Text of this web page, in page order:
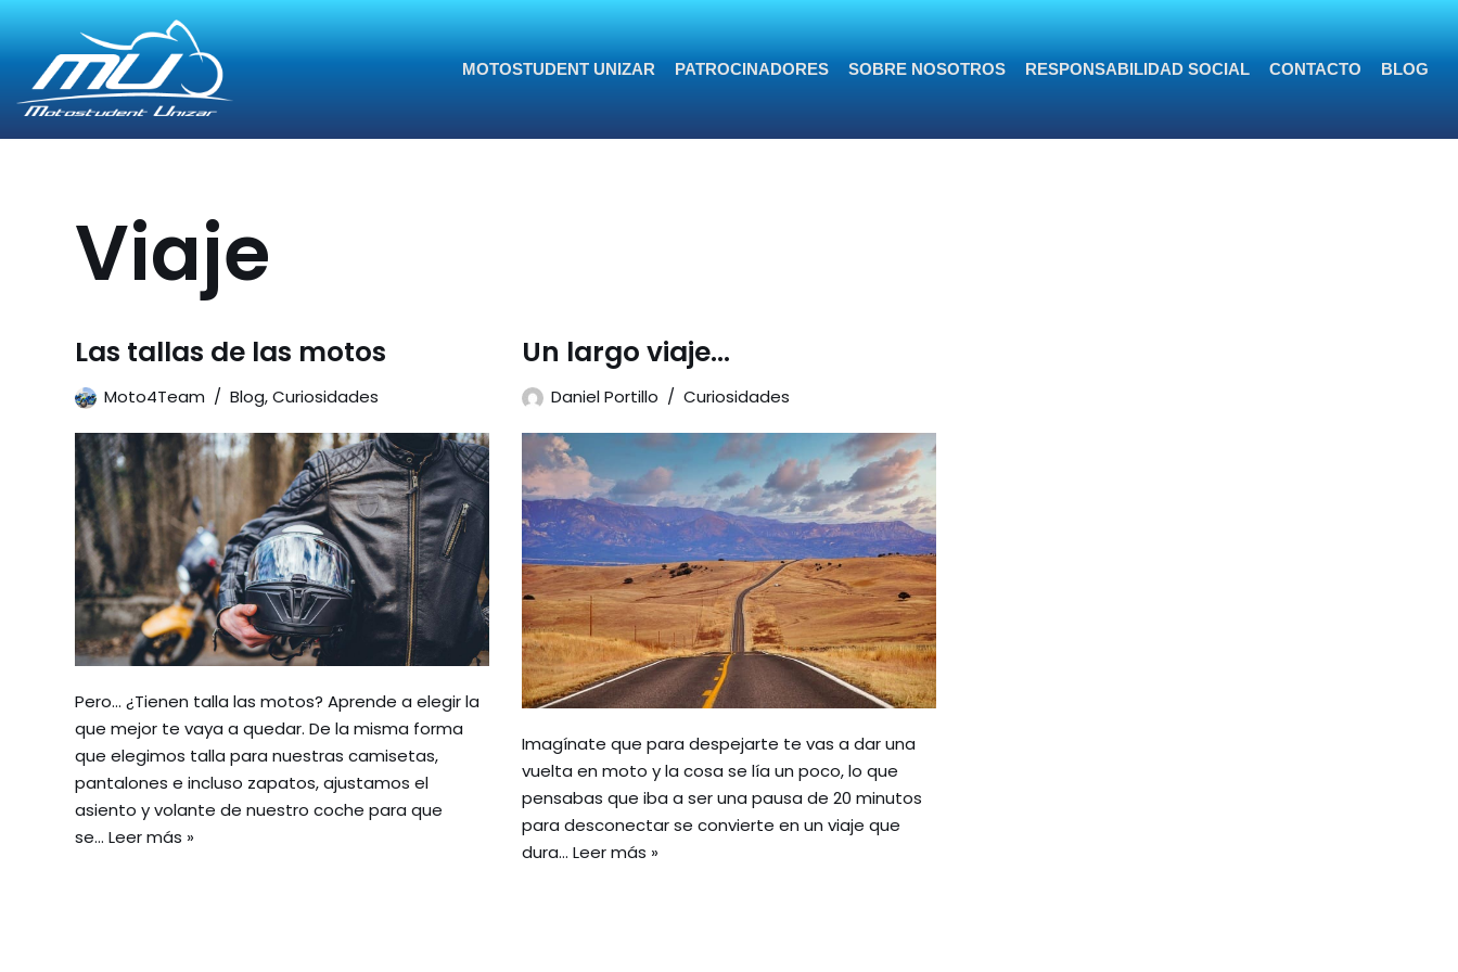
Saltar
al
contenido
MOTOSTUDENT UNIZAR PATROCINADORES SOBRE NOSOTROS RESPONSABILIDAD SOCIAL CONTACTO BLOG
Viaje
Las tallas de las motos
Moto4Team Blog,Curiosidades
Pero… ¿Tienen talla las motos? Aprende a elegir la
que mejor te vaya a quedar. De la misma forma
que elegimos talla para nuestras camisetas,
pantalones e incluso zapatos, ajustamos el
asiento y volante de nuestro coche para que
se… Leer más »
Un largo viaje…
Daniel Portillo Curiosidades
Imagínate que para despejarte te vas a dar una
vuelta en moto y la cosa se lía un poco, lo que
pensabas que iba a ser una pausa de 20 minutos
para desconectar se convierte en un viaje que
dura… Leer más »